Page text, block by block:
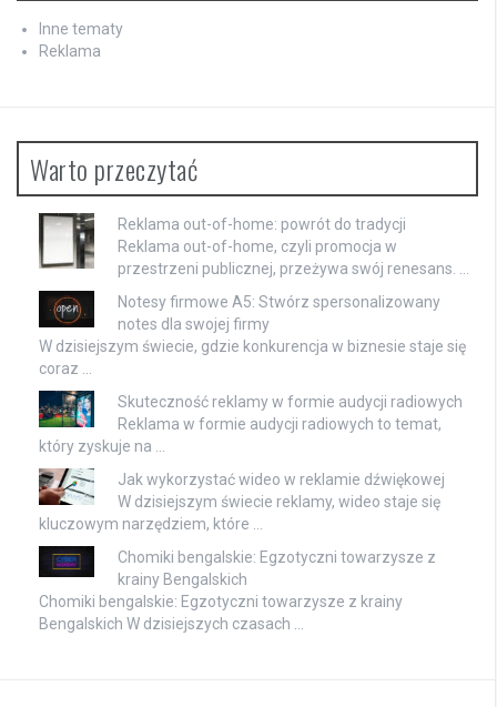
Inne tematy
Reklama
Warto przeczytać
Reklama out-of-home: powrót do tradycji
Reklama out-of-home, czyli promocja w
przestrzeni publicznej, przeżywa swój renesans. …
Notesy firmowe A5: Stwórz spersonalizowany
notes dla swojej firmy
W dzisiejszym świecie, gdzie konkurencja w biznesie staje się
coraz …
Skuteczność reklamy w formie audycji radiowych
Reklama w formie audycji radiowych to temat,
który zyskuje na …
Jak wykorzystać wideo w reklamie dźwiękowej
W dzisiejszym świecie reklamy, wideo staje się
kluczowym narzędziem, które …
Chomiki bengalskie: Egzotyczni towarzysze z
krainy Bengalskich
Chomiki bengalskie: Egzotyczni towarzysze z krainy
Bengalskich W dzisiejszych czasach …